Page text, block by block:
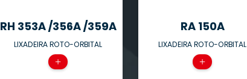
RH 353A /356A /359A
LIXADEIRA ROTO-ORBITAL
+
RA 150A
LIXADEIRA ROTO-ORBITAL
+